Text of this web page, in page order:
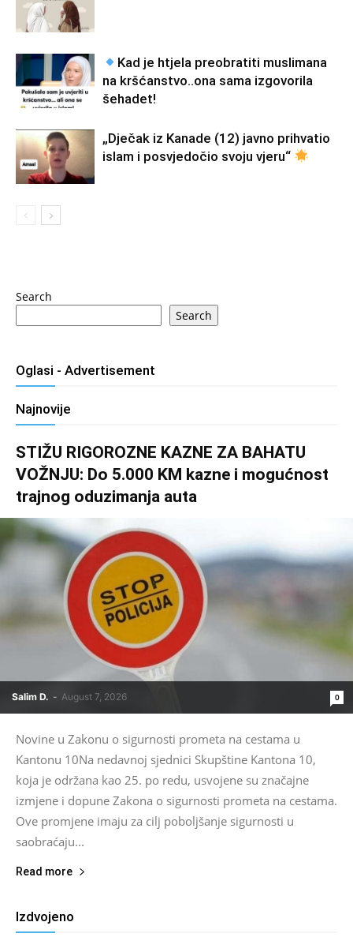
Kad je htjela preobratiti muslimana
na kršćanstvo..ona sama izgovorila
šehadet!
„Dječak iz Kanade (12) javno prihvatio
islam i posvjedočio svoju vjeru“
Search
Search
Oglasi - Advertisement
Najnovije
STIŽU RIGOROZNE KAZNE ZA BAHATU
VOŽNJU: Do 5.000 KM kazne i mogućnost
trajnog oduzimanja auta
Salim D. - August 7, 2026 0
Novine u Zakonu o sigurnosti prometa na cestama u
Kantonu 10Na nedavnoj sjednici Skupštine Kantona 10,
koja je održana kao 25. po redu, usvojene su značajne
izmjene i dopune Zakona o sigurnosti prometa na cestama.
Ove promjene imaju za cilj poboljšanje sigurnosti u
saobraćaju...
Read more
Izdvojeno